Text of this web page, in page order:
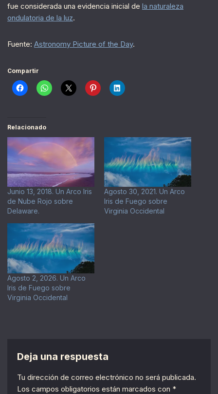
fue considerada una evidencia inicial de la naturaleza
ondulatoria de la luz.
Fuente: Astronomy Picture of the Day.
Compartir
Relacionado
Junio 13, 2018. Un Arco Iris
de Nube Rojo sobre
Delaware.
Agosto 30, 2021. Un Arco
Iris de Fuego sobre
Virginia Occidental
Agosto 2, 2026. Un Arco
Iris de Fuego sobre
Virginia Occidental
Deja una respuesta
Tu dirección de correo electrónico no será publicada.
Los campos obligatorios están marcados con *